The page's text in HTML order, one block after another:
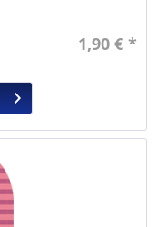
1,90 € *